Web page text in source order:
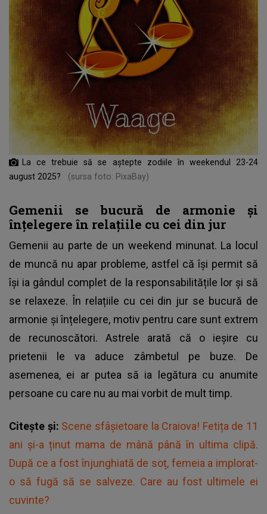
La ce trebuie să se aștepte zodiile în weekendul 23-24
august 2025?
(sursa foto: PixaBay)
Gemenii se bucură de armonie și
înțelegere în relațiile cu cei din jur
Gemenii au parte de un weekend minunat. La locul
de muncă nu apar probleme, astfel că își permit să
își ia gândul complet de la responsabilitățile lor și să
se relaxeze. În relațiile cu cei din jur se bucură de
armonie și înțelegere, motiv pentru care sunt extrem
de recunoscători. Astrele arată că o ieșire cu
prietenii le va aduce zâmbetul pe buze. De
asemenea, ei ar putea să ia legătura cu anumite
persoane cu care nu au mai vorbit de mult timp.
Citește și: Scene sfâșietoare la Craiova! Fetița de 11
ani și-a ținut mama de mână până în ultima clipă.
După ce a fost înjunghiată de soț, femeia a implorat-
o să fugă să se salveze. Care au fost ultimele ei
cuvinte?